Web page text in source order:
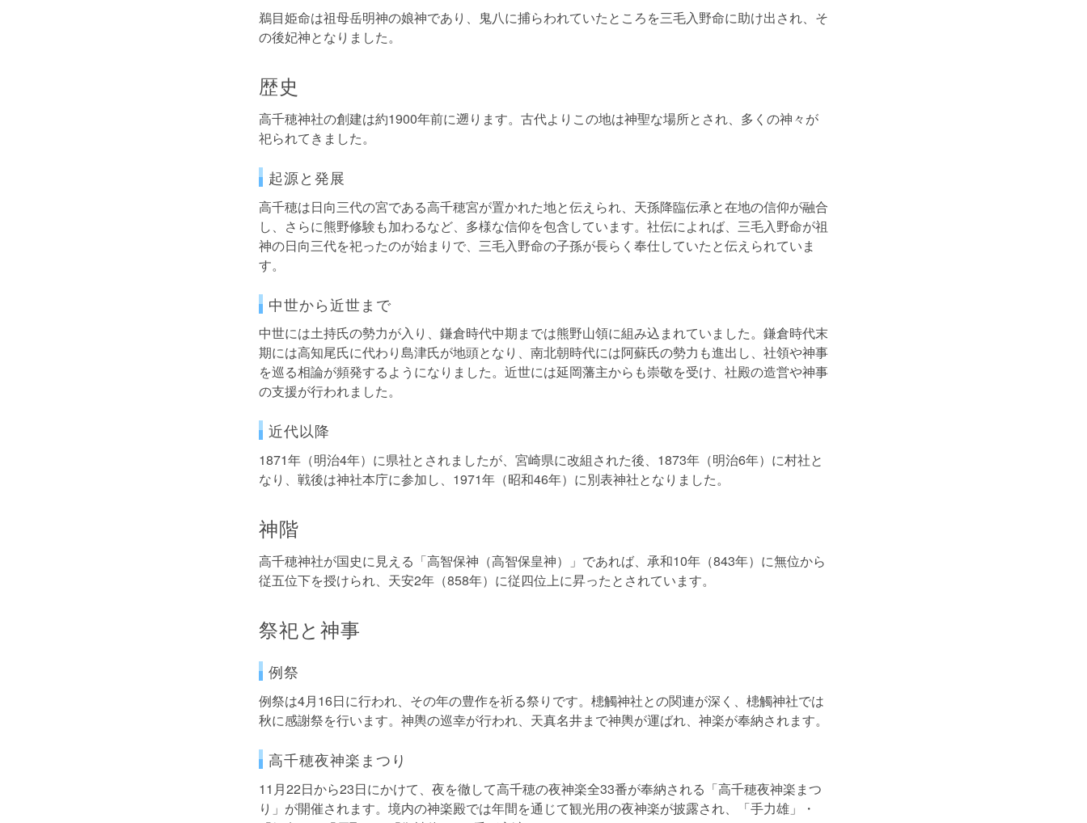
鵜目姫命は祖母岳明神の娘神であり、鬼八に捕らわれていたところを三毛入野命に助け出され、そ
の後妃神となりました。
歴史
高千穂神社の創建は約1900年前に遡ります。古代よりこの地は神聖な場所とされ、多くの神々が
祀られてきました。
起源と発展
高千穂は日向三代の宮である高千穂宮が置かれた地と伝えられ、天孫降臨伝承と在地の信仰が融合
し、さらに熊野修験も加わるなど、多様な信仰を包含しています。社伝によれば、三毛入野命が祖
神の日向三代を祀ったのが始まりで、三毛入野命の子孫が長らく奉仕していたと伝えられていま
す。
中世から近世まで
中世には土持氏の勢力が入り、鎌倉時代中期までは熊野山領に組み込まれていました。鎌倉時代末
期には高知尾氏に代わり島津氏が地頭となり、南北朝時代には阿蘇氏の勢力も進出し、社領や神事
を巡る相論が頻発するようになりました。近世には延岡藩主からも崇敬を受け、社殿の造営や神事
の支援が行われました。
近代以降
1871年（明治4年）に県社とされましたが、宮崎県に改組された後、1873年（明治6年）に村社と
なり、戦後は神社本庁に参加し、1971年（昭和46年）に別表神社となりました。
神階
高千穂神社が国史に見える「高智保神（高智保皇神）」であれば、承和10年（843年）に無位から
従五位下を授けられ、天安2年（858年）に従四位上に昇ったとされています。
祭祀と神事
例祭
例祭は4月16日に行われ、その年の豊作を祈る祭りです。槵觸神社との関連が深く、槵觸神社では
秋に感謝祭を行います。神輿の巡幸が行われ、天真名井まで神輿が運ばれ、神楽が奉納されます。
高千穂夜神楽まつり
11月22日から23日にかけて、夜を徹して高千穂の夜神楽全33番が奉納される「高千穂夜神楽まつ
り」が開催されます。境内の神楽殿では年間を通じて観光用の夜神楽が披露され、「手力雄」・